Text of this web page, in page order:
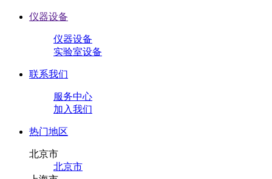
仪器设备
仪器设备
实验室设备
联系我们
服务中心
加入我们
热门地区
北京市
北京市